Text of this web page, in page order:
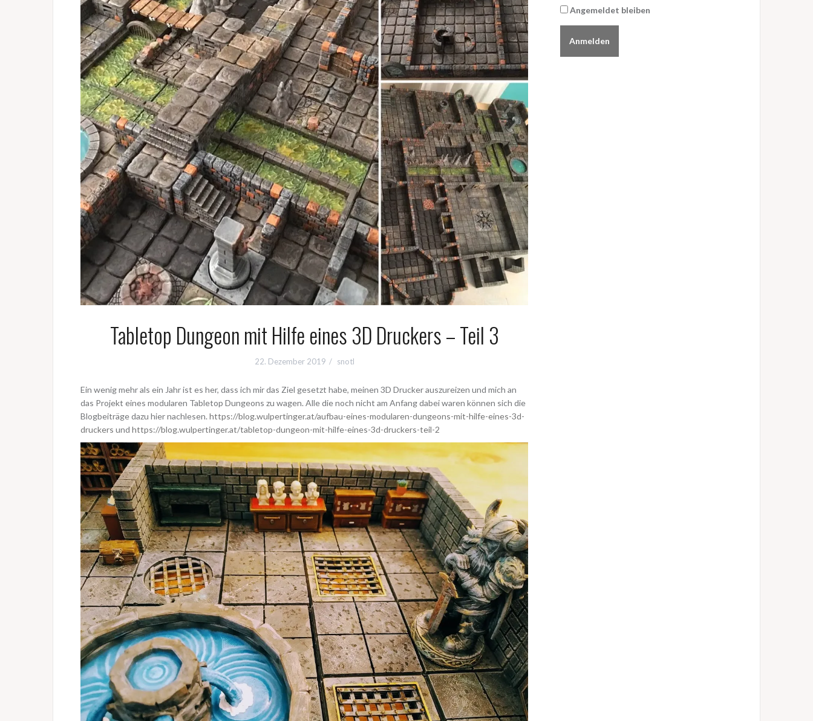
Tabletop Dungeon mit Hilfe eines 3D Druckers – Teil 3
22. Dezember 2019 snotl
Ein wenig mehr als ein Jahr ist es her, dass ich mir das Ziel gesetzt habe, meinen 3D Drucker auszureizen und mich an
das Projekt eines modularen Tabletop Dungeons zu wagen. Alle die noch nicht am Anfang dabei waren können sich die
Blogbeiträge dazu hier nachlesen.https://blog.wulpertinger.at/aufbau-eines-modularen-dungeons-mit-hilfe-eines-3d-
druckers und https://blog.wulpertinger.at/tabletop-dungeon-mit-hilfe-eines-3d-druckers-teil-2
Angemeldet bleiben
Anmelden